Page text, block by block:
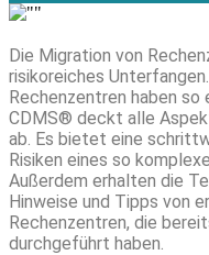
Die Migration von
risikoreiches
Rechenzentren haben
CDMS® deckt alle
ab. Es bietet eine
Risiken eines so
Außerdem erhalten die
Hinweise und Tipps von
Rechenzentren, die
durchgeführt haben.